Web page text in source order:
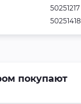
50251217
50251418
покупают